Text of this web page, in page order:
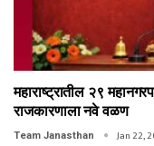
महाराष्ट्रातील २९
राजकारणाला नवे वळण
Team Janasthan Jan 22,